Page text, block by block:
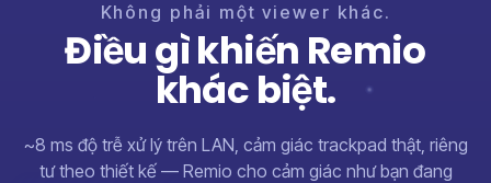
Không phải một viewer khác.
Điềugìkhiến Remio
khácbiệt.
~8 ms độ trễ xử lý trên LAN, cảm giác trackpad thật, riêng
tư theo thiết kế — Remio cho cảm giác như bạn đang